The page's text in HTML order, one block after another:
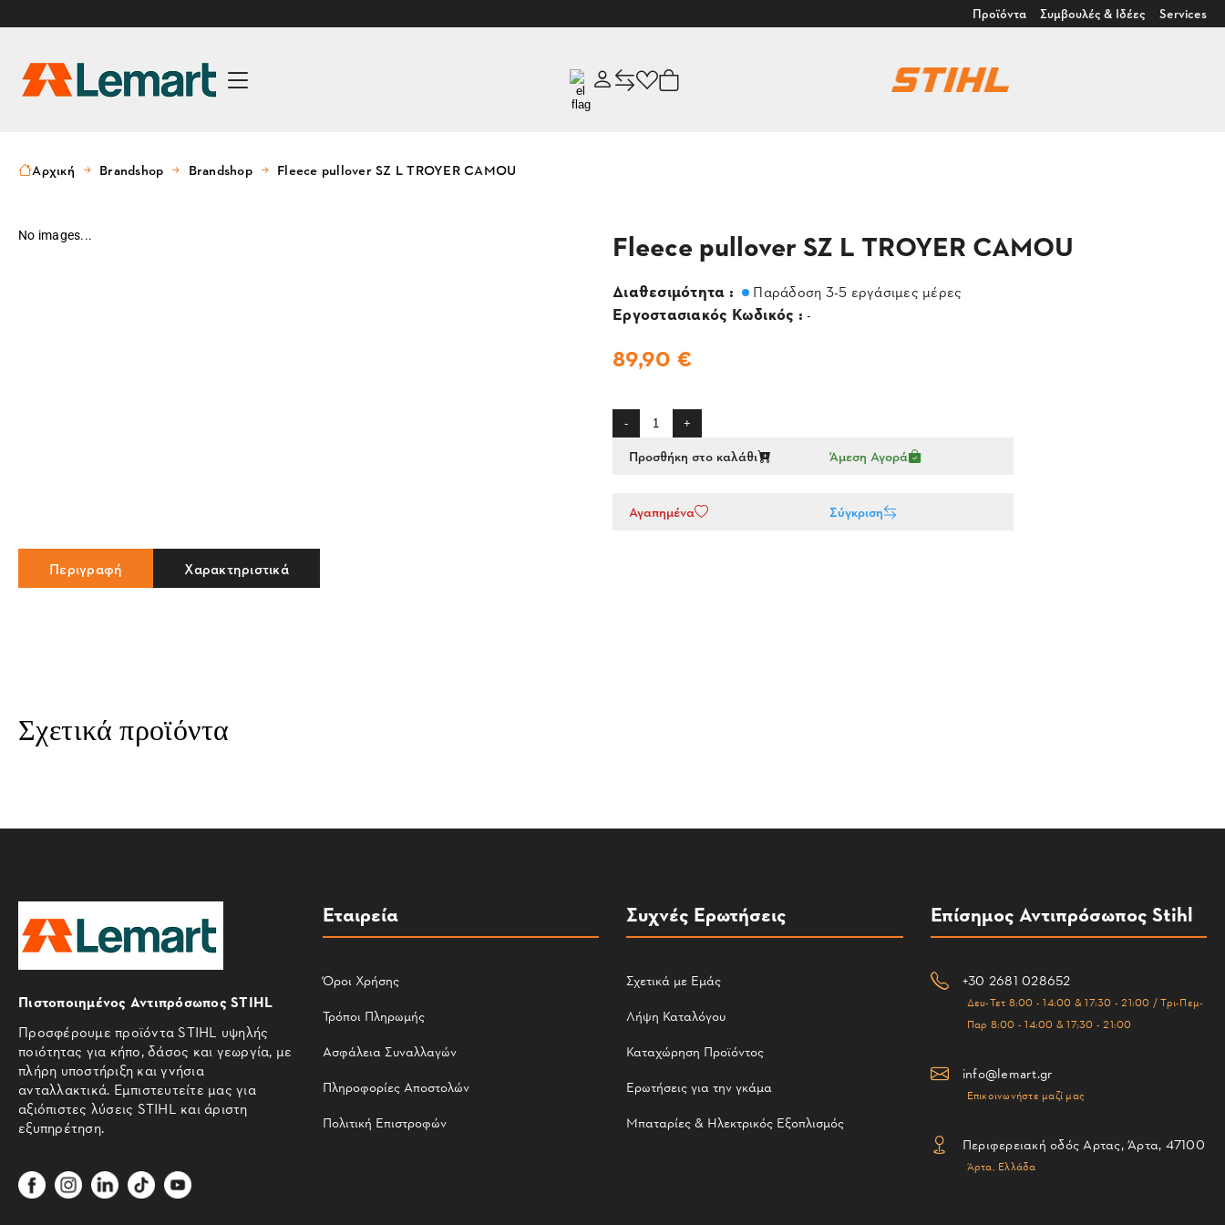
Προϊόντα Συμβουλές & Ιδέες Services
Αρχική Brandshop Brandshop Fleece pullover SZ L TROYER CAMOU
No images... Fleece pullover SZ L TROYER CAMOU
Διαθεσιμότητα : Παράδοση 3-5 εργάσιμες μέρες
Εργοστασιακός Κωδικός : -
89,90 €
- +
Προσθήκη στο καλάθι Άμεση Αγορά
Αγαπημένα Σύγκριση
Περιγραφή Χαρακτηριστικά
Σχετικά προϊόντα
Πιστοποιημένος Αντιπρόσωπος STIHL
Προσφέρουμε προϊόντα STIHL υψηλής
ποιότητας για κήπο, δάσος και γεωργία, με
πλήρη υποστήριξη και γνήσια
ανταλλακτικά. Εμπιστευτείτε μας για
αξιόπιστες λύσεις STIHL και άριστη
εξυπηρέτηση.
Εταιρεία
Όροι Χρήσης
Τρόποι Πληρωμής
Ασφάλεια Συναλλαγών
Πληροφορίες Αποστολών
Πολιτική Επιστροφών
Συχνές Ερωτήσεις
Σχετικά με Εμάς
Λήψη Καταλόγου
Καταχώρηση Προϊόντος
Ερωτήσεις για την γκάμα
Μπαταρίες & Ηλεκτρικός Εξοπλισμός
Επίσημος Αντιπρόσωπος Stihl
+30 2681 028652
Δευ-Τετ 8:00 - 14:00 & 17:30 - 21:00 / Τρι-Πεμ-
Παρ 8:00 - 14:00 & 17:30 - 21:00
info@lemart.gr
Επικοινωνήστε μαζί μας
Περιφερειακή οδός Αρτας, Άρτα, 47100
Άρτα, Ελλάδα